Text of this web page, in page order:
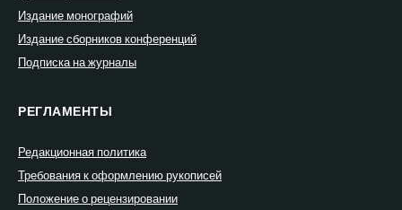
Издание монографий
Издание сборников конференций
Подписка на журналы
РЕГЛАМЕНТЫ
Редакционная политика
Требования к оформлению рукописей
Положение о рецензировании